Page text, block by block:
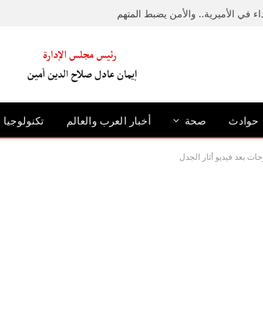
في الأميرية.. والأمن يضبط المتهم
حوادث صحة أخبار العرب والعالم تكنولوجيا
بعد فيديو أثار الجدل